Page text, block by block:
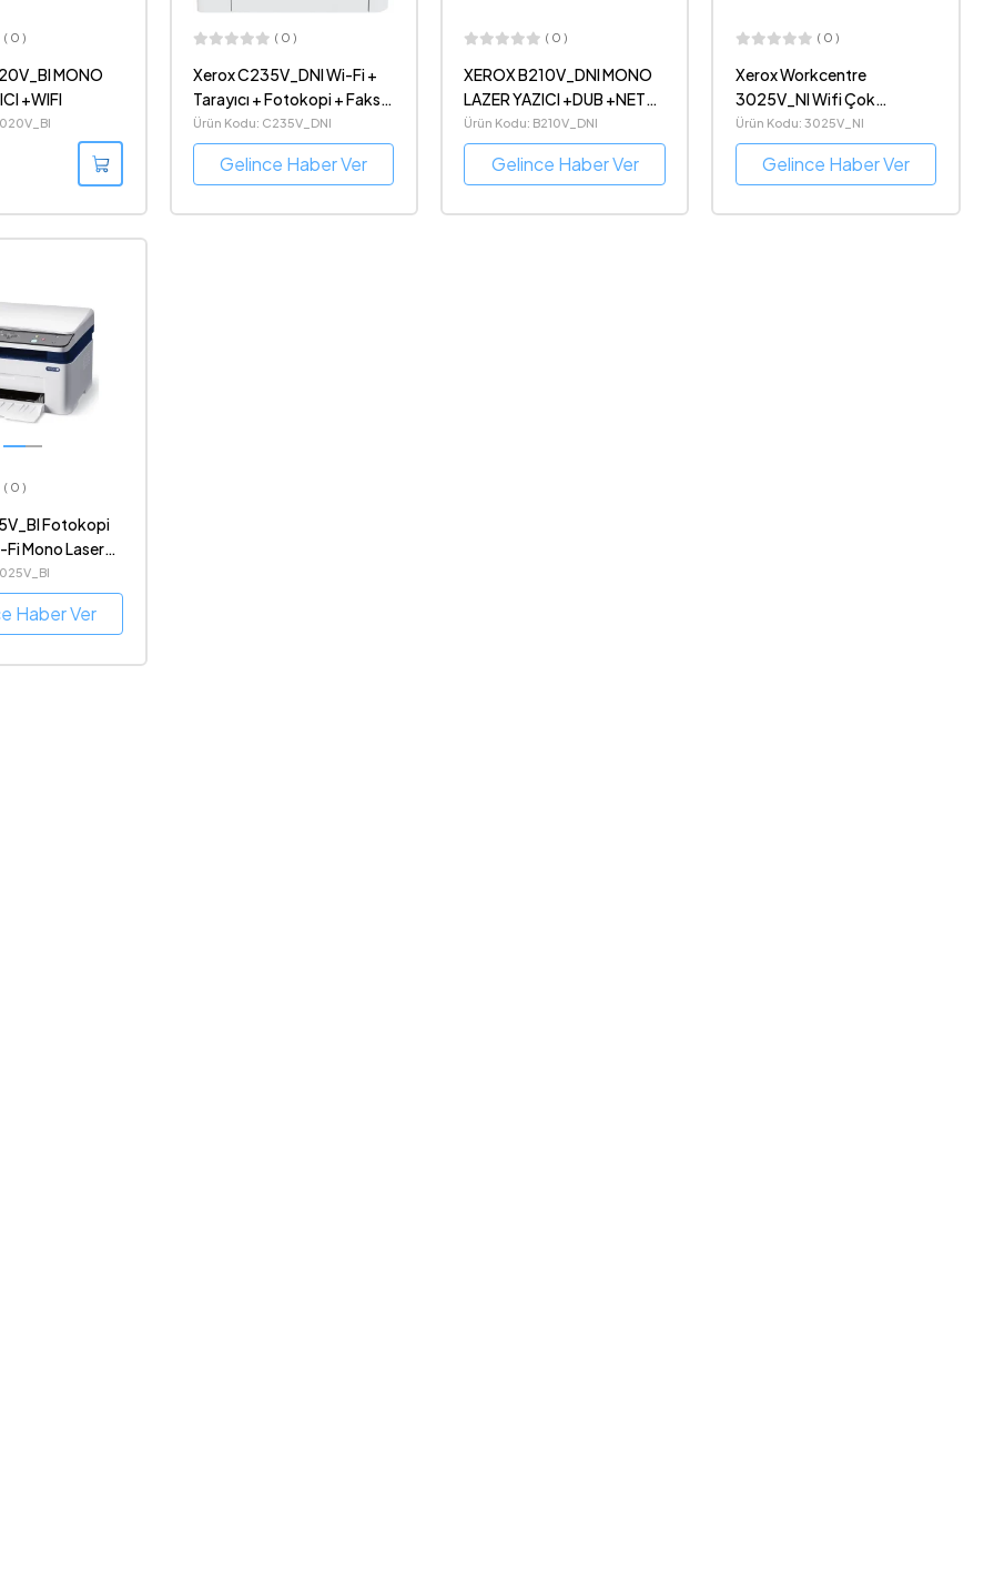
( 0 )
MONO
+WIFI
( 0 )
Xerox C235V_DNI Wi-Fi +
Tarayıcı + Fotokopi + Faks
Çok Fonksiyonlu Renkli
Lazer Yazıcı
Ürün Kodu: C235V_DNI
Gelince Haber Ver
( 0 )
XEROX B210V_DNI MONO
LAZER YAZICI +DUB +NET
+WIFI
Ürün Kodu: B210V_DNI
Gelince Haber Ver
( 0 )
Xerox Workcentre
3025V_NI Wifi Çok
Fonksiyonlu Mono Lazer
Yazıcı
Ürün Kodu: 3025V_NI
Gelince Haber Ver
( 0 )
Fotokopi
Fi Mono Laser
Haber Ver